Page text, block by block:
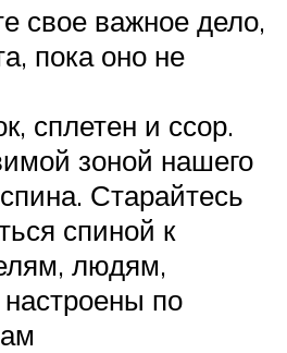
свое важное дело,
пока оно не
сплетен и ссор.
зоной нашего
Старайтесь
спиной к
людям,
по